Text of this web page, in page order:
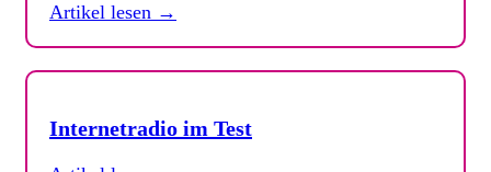
Artikel lesen →
Internetradio im Test